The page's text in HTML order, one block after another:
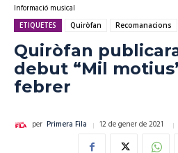
Informació musical
ETIQUETES Quiròfan Recomanacions
Quiròfan
debut “Mil
febrer
per Primera Fila 12 de gener de 2021